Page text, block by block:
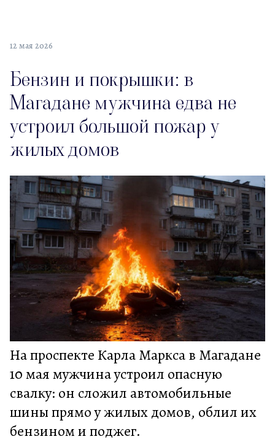
12 мая 2026
Бензин и покрышки: в
Магадане мужчина едва не
устроил большой пожар у
жилых домов
На проспекте Карла Маркса в Магадане
10 мая мужчина устроил опасную
свалку: он сложил автомобильные
шины прямо у жилых домов, облил их
бензином и поджег.